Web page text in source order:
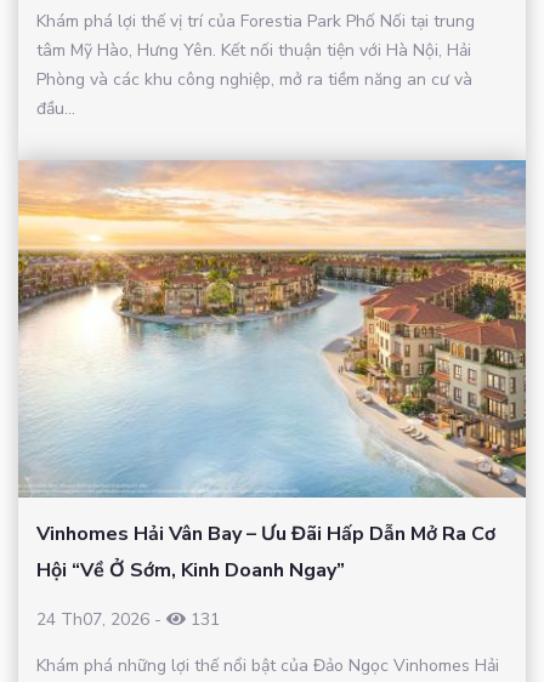
Khám phá lợi thế vị trí của Forestia Park Phố Nối tại trung
tâm Mỹ Hào, Hưng Yên. Kết nối thuận tiện với Hà Nội, Hải
Phòng và các khu công nghiệp, mở ra tiềm năng an cư và
đầu...
Vinhomes Hải Vân Bay – Ưu Đãi Hấp Dẫn Mở Ra Cơ
Hội “Về Ở Sớm, Kinh Doanh Ngay”
24 Th07, 2026 -
131
Khám phá những lợi thế nổi bật của Đảo Ngọc Vinhomes Hải